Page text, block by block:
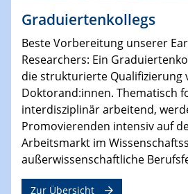
Graduiertenkollegs
Beste Vorbereitung unserer
Researchers: Ein
die strukturierte Qualifizierung
Doktorand:innen. Thematisch
interdisziplinär arbeitend,
Promovierenden intensiv auf
Arbeitsmarkt im
außerwissenschaftliche
Zur Übersicht